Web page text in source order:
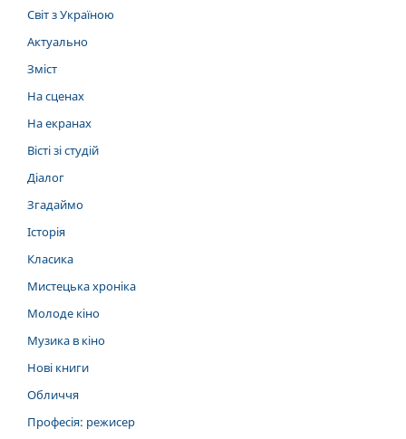
Світ з Україною
Актуально
Зміст
На сценах
На екранах
Вісті зі студій
Діалог
Згадаймо
Історія
Класика
Мистецька хроніка
Молоде кіно
Музика в кіно
Нові книги
Обличчя
Професія: режисер